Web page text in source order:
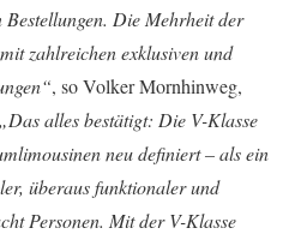
Die Mehrheit der
zahlreichen exklusiven und
, so Volker Mornhinweg,
„Das alles bestätigt: Die V-Klasse
neu definiert – als ein
überaus funktionaler und
Personen. Mit der V-Klasse